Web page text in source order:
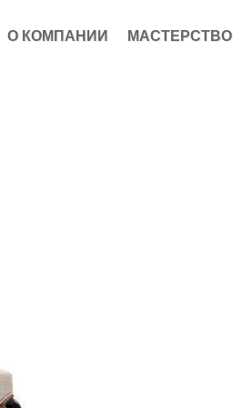
О КОМПАНИИ МАСТЕРСТВО